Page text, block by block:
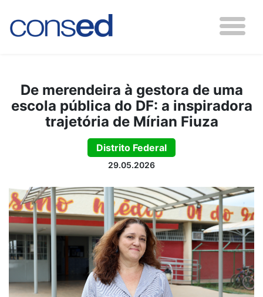
De merendeira à gestora de uma
escola pública do DF: a inspiradora
trajetória de Mírian Fiuza
Distrito Federal
29.05.2026